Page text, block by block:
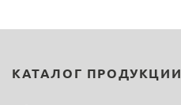
КАТАЛОГ ПРОДУКЦИИ